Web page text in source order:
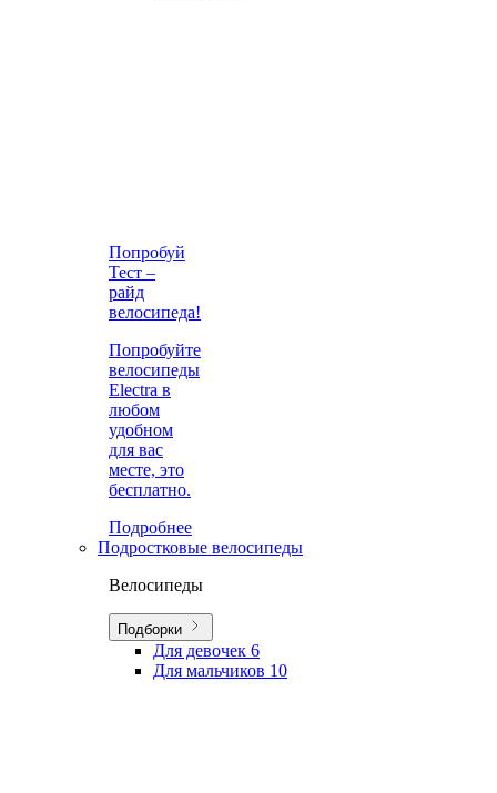
Попробуй
Тест –
райд
велосипеда!
Попробуйте
велосипеды
Electra в
любом
удобном
для вас
месте, это
бесплатно.
Подробнее
Подростковые велосипеды
Велосипеды
Подборки
Для девочек 6
Для мальчиков 10